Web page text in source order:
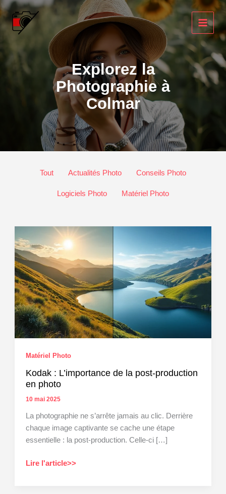
Aller
au
contenu
Explorez la
Photographie à
Colmar
Tout Actualités Photo Conseils Photo
Logiciels Photo Matériel Photo
Matériel Photo
Kodak : L’importance de la post-production
en photo
10 mai 2025
La photographie ne s’arrête jamais au clic. Derrière
chaque image captivante se cache une étape
essentielle : la post-production. Celle-ci […]
Kodak
Lire l'article>>